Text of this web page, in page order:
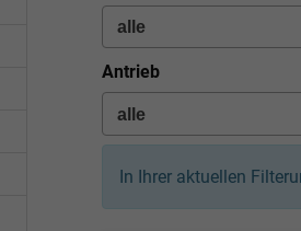
Antrieb
In Ihrer aktuellen